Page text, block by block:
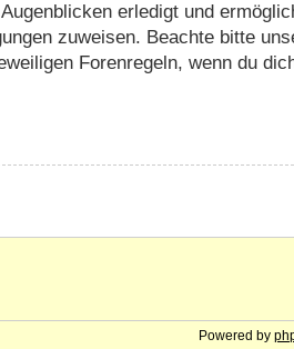
erledigt und
zuweisen. Beachte bitte
Forenregeln, wenn du
Powered by